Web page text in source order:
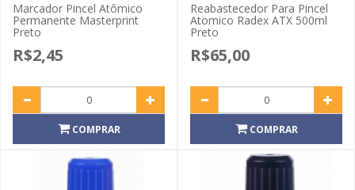
Marcador Pincel Atômico
Permanente Masterprint
Preto
R$2,45
COMPRAR
Reabastecedor Para Pincel
Atomico Radex ATX 500ml
Preto
R$65,00
COMPRAR